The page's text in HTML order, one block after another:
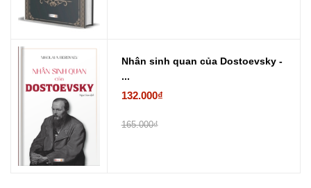
Nhân sinh quan của Dostoevsky -
...
132.000₫
165.000₫